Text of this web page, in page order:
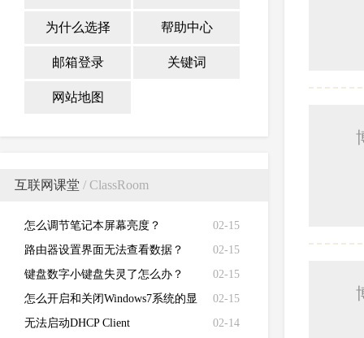
为什么选择 帮助中心
邮箱登录 关键词
网站地图
互联网课堂 / ClassRoom
02-15
怎么调节笔记本屏幕亮度？
02-15
路由器设置界面无法查看数据？
02-15
键盘数字小键盘失灵了怎么办？
02-15
怎么开启和关闭Windows7系统的显
卡硬件加速功能
02-14
无法启动DHCP Client